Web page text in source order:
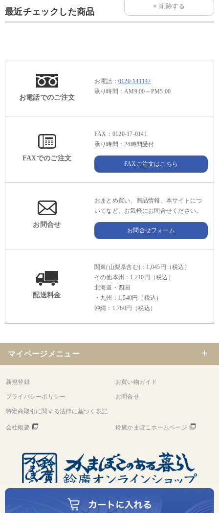
最近チェックした商品
お電話でのご注文
お電話： 0120-141147
承り時間：AM9:00～PM5:00
FAXでのご注文
FAX：0120-17-0141
承り時間：24時間受付
FAXご注文はこちら
お問合せ
おまとめ買い、商品情報、本サイトにつ
いてなど、お気軽にお問合せください。
お問合せフォーム
配送料金
関東(山梨県含む)：1,045円（税込）
その他本州：1,210円（税込）
北海道・四国
・九州：1,540円（税込）
沖縄：1,760円（税込）
マイページメニュー
新規登録 お買い物ガイド
プライバシーポリシー お問合せ
特定商取引に関する法律に基づく表記
会社概要 鈴廣かまぼこホームページ